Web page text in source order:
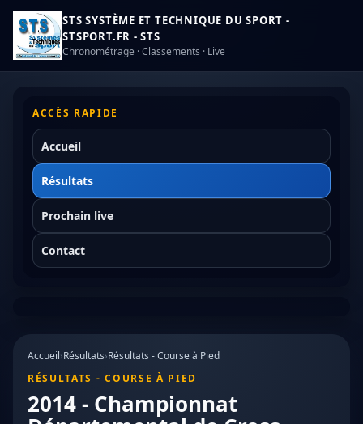
STS SYSTÈME ET TECHNIQUE DU SPORT -
STSPORT.FR - STS
Chronométrage · Classements · Live
ACCÈS RAPIDE
Accueil
Résultats
Prochain live
Contact
Accueil›Résultats›Résultats - Course à Pied
RÉSULTATS - COURSE À PIED
2014 - Championnat